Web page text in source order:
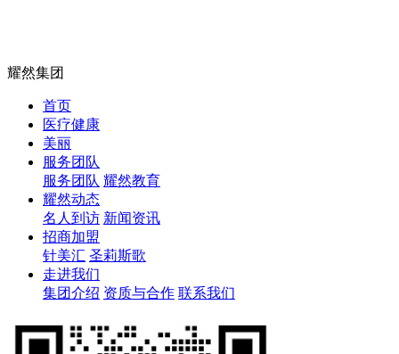
耀然集团
首页
医疗健康
美丽
服务团队
服务团队 耀然教育
耀然动态
名人到访 新闻资讯
招商加盟
针美汇 圣莉斯歌
走进我们
集团介绍 资质与合作 联系我们